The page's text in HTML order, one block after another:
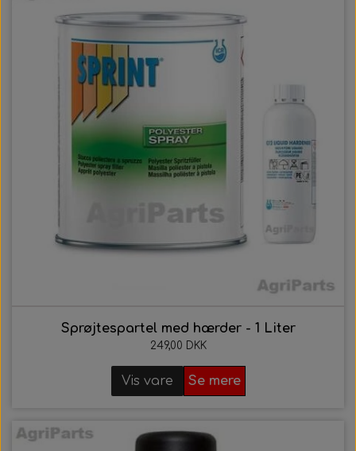
Sprøjtespartel med hærder - 1 Liter
249,00 DKK
Vis vare Se mere